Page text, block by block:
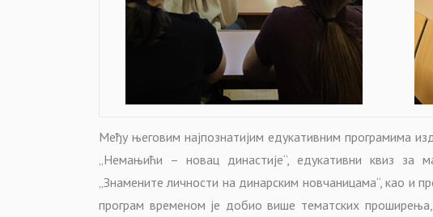
Међу његовим најпознатијим едукативним програмима
„Немањићи – новац династије“, едукативни квиз за
„Знамените личности на динарским новчаницама“, као и
програм временом је добио више тематских